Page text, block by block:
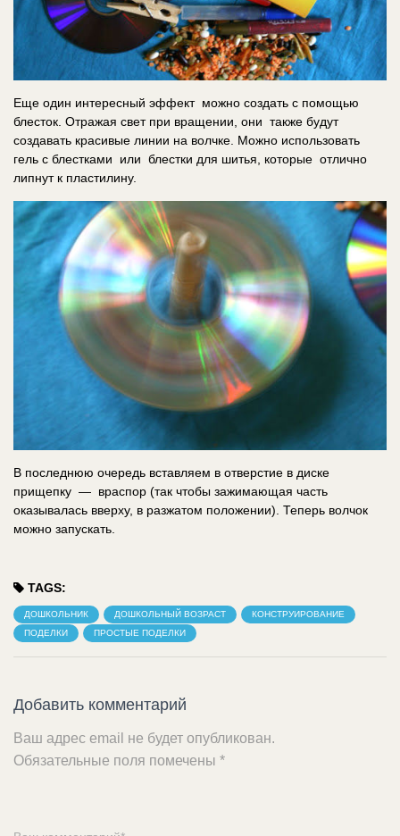
Еще один интересный эффект можно создать с помощью
блесток. Отражая свет при вращении, они также будут
создавать красивые линии на волчке. Можно использовать
гель с блестками или блестки для шитья, которые отлично
липнут к пластилину.
В последнюю очередь вставляем в отверстие в диске
прищепку — враспор (так чтобы зажимающая часть
оказывалась вверху, в разжатом положении). Теперь волчок
можно запускать.
TAGS:
ДОШКОЛЬНИК ДОШКОЛЬНЫЙ ВОЗРАСТ
КОНСТРУИРОВАНИЕ
ПОДЕЛКИ
ПРОСТЫЕ ПОДЕЛКИ
Добавить комментарий
Ваш адрес email не будет опубликован.
Обязательные поля помечены *